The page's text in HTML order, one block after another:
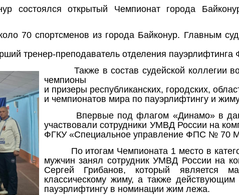
открытый Чемпионат города
70 спортсменов из города Байконур. Главным
тренер-преподаватель отделения
Также в состав судейской коллегии
чемпионы
и призеры республиканских, городских,
и чемпионатов мира по пауэрлифтингу и
Впервые под флагом «Динамо» в
участвовали сотрудники УМВД России на
ФГКУ «Специальное управление ФПС № 70
По итогам Чемпионата 1 место в
мужчин занял сотрудник УМВД России на
Сергей Грибанов, который является
классическому жиму, а также
пауэрлифтингу в номинации жим лежа.